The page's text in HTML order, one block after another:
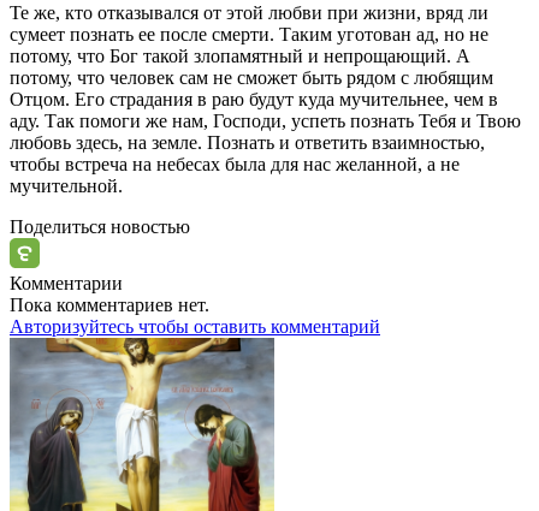
Те же, кто отказывался от этой любви при жизни, вряд ли
сумеет познать ее после смерти. Таким уготован ад, но не
потому, что Бог такой злопамятный и непрощающий. А
потому, что человек сам не сможет быть рядом с любящим
Отцом. Его страдания в раю будут куда мучительнее, чем в
аду. Так помоги же нам, Господи, успеть познать Тебя и Твою
любовь здесь, на земле. Познать и ответить взаимностью,
чтобы встреча на небесах была для нас желанной, а не
мучительной.
Поделиться новостью
Комментарии
Пока комментариев нет.
Авторизуйтесь чтобы оставить комментарий